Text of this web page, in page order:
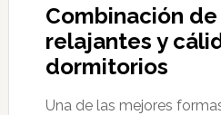
Combinación
relajantes y
dormitorios
Una de las mejores